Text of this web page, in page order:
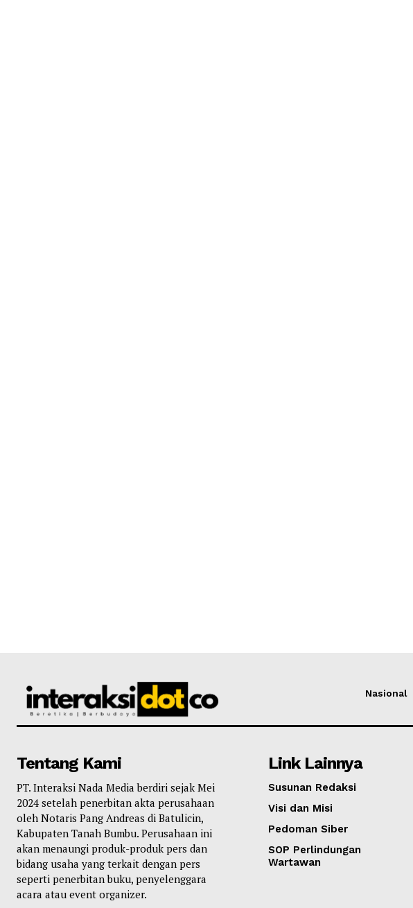
Nasional
Tentang Kami
PT. Interaksi Nada Media berdiri sejak Mei
2024 setelah penerbitan akta perusahaan
oleh Notaris Pang Andreas di Batulicin,
Kabupaten Tanah Bumbu. Perusahaan ini
akan menaungi produk-produk pers dan
bidang usaha yang terkait dengan pers
seperti penerbitan buku, penyelenggara
acara atau event organizer.
Link Lainnya
Susunan Redaksi
Visi dan Misi
Pedoman Siber
SOP Perlindungan
Wartawan